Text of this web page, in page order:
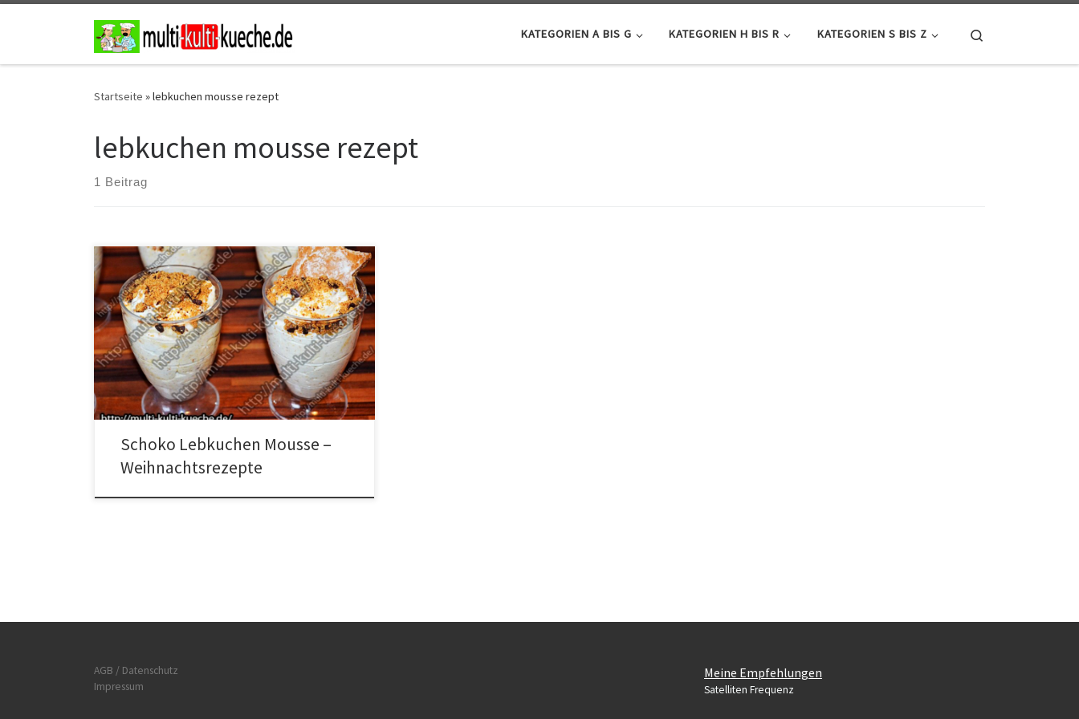
Zum Inhalt springen
KATEGORIEN A BIS G KATEGORIEN H BIS R KATEGORIEN S BIS Z
Startseite »lebkuchen mousse rezept
lebkuchen mousse rezept
1 Beitrag
Zutaten für ca. 7 Gläser – Lebkuchen Mousse 2
Eier200g weiße Schokolade600g Sahne3 EL
Honig200g Lebkuchen Zubereitung Zuerst die Sahne
steif schlagen und dann zur Seite stellen. Die
Lebkuchen in Küchenmaschine geben oder per Hand
zerbröseln. Etwas von dem Lebkuchen für die Deko
bei Seite stellen. Wasser zum kochen bringen, […]
Schoko Lebkuchen Mousse –
Weihnachtsrezepte
AGB / Datenschutz
Impressum
Meine Empfehlungen
Satelliten Frequenz